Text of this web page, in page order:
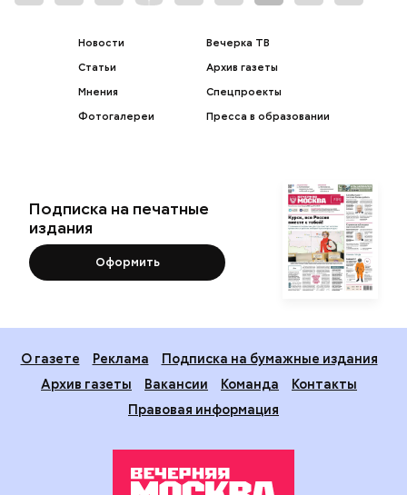
Новости
Статьи
Мнения
Фотогалереи
Вечерка ТВ
Архив газеты
Спецпроекты
Пресса в образовании
Подписка на печатные
издания
Оформить
О газете Реклама
Подписка на бумажные издания
Архив газеты
Вакансии Команда
Контакты
Правовая информация